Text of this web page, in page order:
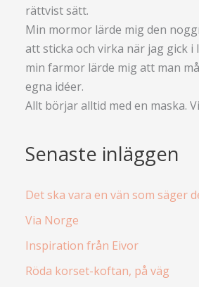
rättvist sätt.
Min mormor lärde mig den
att sticka och virka när jag gick i
min farmor lärde mig att man
egna idéer.
Allt börjar alltid med en maska.
Senaste inläggen
Det ska vara en vän som säger
Via Norge
Inspiration från Eivor
Röda korset-koftan, på väg